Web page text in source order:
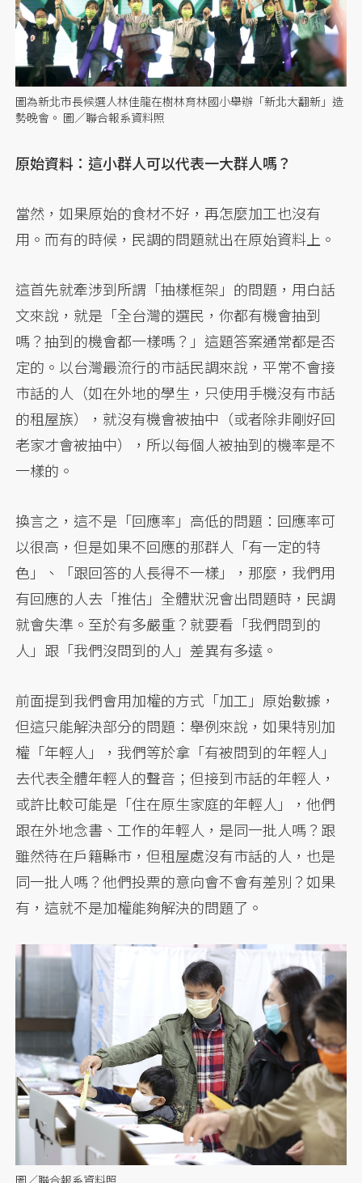
圖為新北市長候選人林佳龍在樹林育林國小舉辦「新北大翻新」造
勢晚會。 圖／聯合報系資料照
原始資料：這小群人可以代表一大群人嗎？
當然，如果原始的食材不好，再怎麼加工也沒有
用。而有的時候，民調的問題就出在原始資料上。
這首先就牽涉到所謂「抽樣框架」的問題，用白話
文來說，就是「全台灣的選民，你都有機會抽到
嗎？抽到的機會都一樣嗎？」這題答案通常都是否
定的。以台灣最流行的市話民調來說，平常不會接
市話的人（如在外地的學生，只使用手機沒有市話
的租屋族），就沒有機會被抽中（或者除非剛好回
老家才會被抽中），所以每個人被抽到的機率是不
一樣的。
換言之，這不是「回應率」高低的問題：回應率可
以很高，但是如果不回應的那群人「有一定的特
色」、「跟回答的人長得不一樣」，那麼，我們用
有回應的人去「推估」全體狀況會出問題時，民調
就會失準。至於有多嚴重？就要看「我們問到的
人」跟「我們沒問到的人」差異有多遠。
前面提到我們會用加權的方式「加工」原始數據，
但這只能解決部分的問題：舉例來說，如果特別加
權「年輕人」，我們等於拿「有被問到的年輕人」
去代表全體年輕人的聲音；但接到市話的年輕人，
或許比較可能是「住在原生家庭的年輕人」，他們
跟在外地念書、工作的年輕人，是同一批人嗎？跟
雖然待在戶籍縣市，但租屋處沒有市話的人，也是
同一批人嗎？他們投票的意向會不會有差別？如果
有，這就不是加權能夠解決的問題了。
圖／聯合報系資料照